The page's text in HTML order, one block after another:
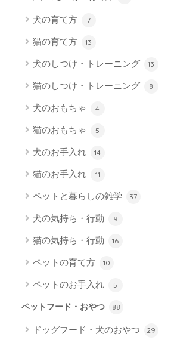
犬の育て方 7
猫の育て方 13
犬のしつけ・トレーニング 13
猫のしつけ・トレーニング 8
犬のおもちゃ 4
猫のおもちゃ 5
犬のお手入れ 14
猫のお手入れ 11
ペットと暮らしの雑学 37
犬の気持ち・行動 9
猫の気持ち・行動 16
ペットの育て方 10
ペットのお手入れ 5
ペットフード・おやつ 88
ドッグフード・犬のおやつ 29